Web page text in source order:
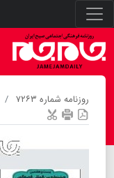
روزنامه شماره ۷۲۶۳